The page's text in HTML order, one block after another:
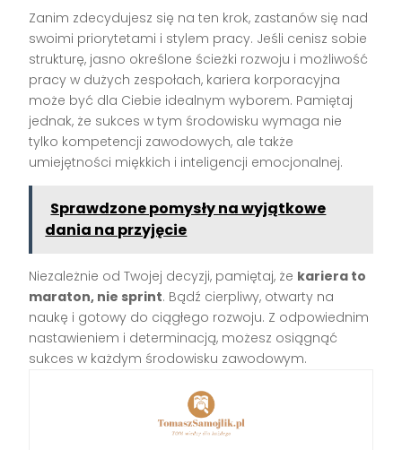
Zanim zdecydujesz się na ten krok, zastanów się nad
swoimi priorytetami i stylem pracy. Jeśli cenisz sobie
strukturę, jasno określone ścieżki rozwoju i możliwość
pracy w dużych zespołach, kariera korporacyjna
może być dla Ciebie idealnym wyborem. Pamiętaj
jednak, że sukces w tym środowisku wymaga nie
tylko kompetencji zawodowych, ale także
umiejętności miękkich i inteligencji emocjonalnej.
Sprawdzone pomysły na wyjątkowe
dania na przyjęcie
Niezależnie od Twojej decyzji, pamiętaj, że kariera to
maraton, nie sprint. Bądź cierpliwy, otwarty na
naukę i gotowy do ciągłego rozwoju. Z odpowiednim
nastawieniem i determinacją, możesz osiągnąć
sukces w każdym środowisku zawodowym.